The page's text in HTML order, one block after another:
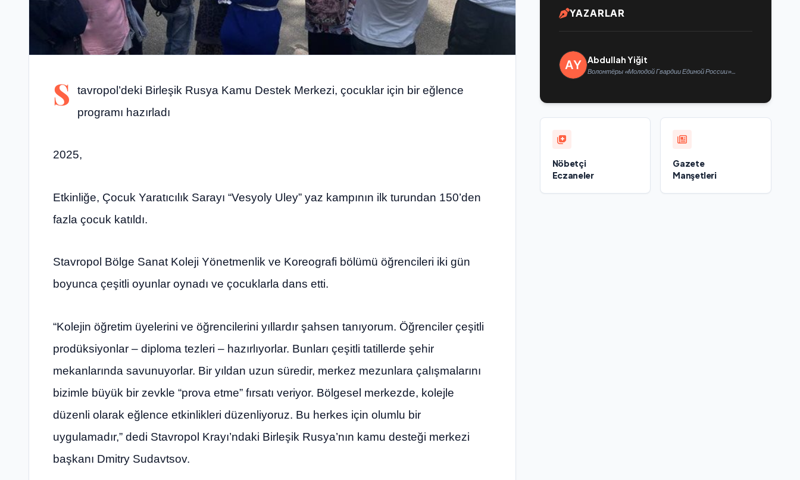
S
tavropol’deki Birleşik Rusya Kamu Destek Merkezi, çocuklar için bir eğlence
programı hazırladı
2025,
Etkinliğe, Çocuk Yaratıcılık Sarayı “Vesyoly Uley” yaz kampının ilk turundan 150’den
fazla çocuk katıldı.
Stavropol Bölge Sanat Koleji Yönetmenlik ve Koreografi bölümü öğrencileri iki gün
boyunca çeşitli oyunlar oynadı ve çocuklarla dans etti.
“Kolejin öğretim üyelerini ve öğrencilerini yıllardır şahsen tanıyorum. Öğrenciler çeşitli
prodüksiyonlar – diploma tezleri – hazırlıyorlar. Bunları çeşitli tatillerde şehir
mekanlarında savunuyorlar. Bir yıldan uzun süredir, merkez mezunlara çalışmalarını
bizimle büyük bir zevkle “prova etme” fırsatı veriyor. Bölgesel merkezde, kolejle
düzenli olarak eğlence etkinlikleri düzenliyoruz. Bu herkes için olumlu bir
uygulamadır,” dedi Stavropol Krayı’ndaki Birleşik Rusya’nın kamu desteği merkezi
başkanı Dmitry Sudavtsov.
YAZARLAR
Abdullah Yiğit
Волонтёры «Молодой Гвардии Единой России»
Nöbetçi
Eczaneler
Gazete
Manşetleri